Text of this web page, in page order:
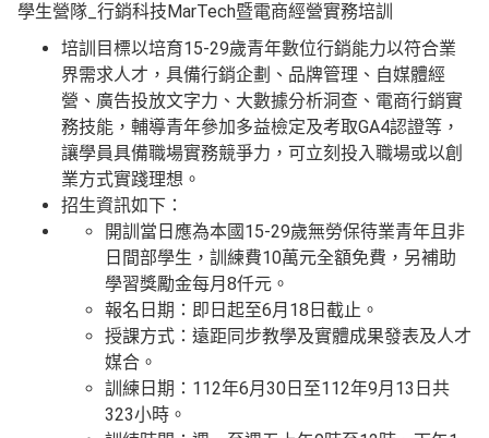
學生營隊_行銷科技MarTech暨電商經營實務培訓
培訓目標以培育15-29歲青年數位行銷能力以符合業
界需求人才，具備行銷企劃、品牌管理、自媒體經
營、廣告投放文字力、大數據分析洞查、電商行銷實
務技能，輔導青年參加多益檢定及考取GA4認證等，
讓學員具備職場實務競爭力，可立刻投入職場或以創
業方式實踐理想。
招生資訊如下：
開訓當日應為本國15-29歲無勞保待業青年且非
日間部學生，訓練費10萬元全額免費，另補助
學習獎勵金每月8仟元。
報名日期：即日起至6月18日截止。
授課方式：遠距同步教學及實體成果發表及人才
媒合。
訓練日期：112年6月30日至112年9月13日共
323小時。